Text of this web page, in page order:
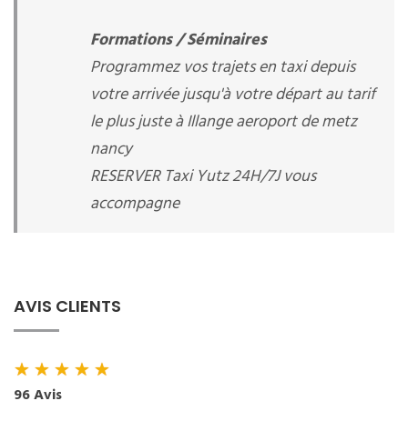
Formations / Séminaires
Programmez vos trajets en taxi depuis
votre arrivée jusqu'à votre départ au tarif
le plus juste à Illange aeroport de metz
nancy
RESERVER Taxi Yutz 24H/7J vous
accompagne
AVIS CLIENTS
★★★★★
96 Avis